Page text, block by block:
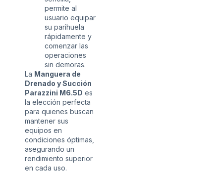
permite al
usuario equipar
su parihuela
rápidamente y
comenzar las
operaciones
sin demoras.
La Manguera de
Drenado y Succión
Parazzini M6.5D es
la elección perfecta
para quienes buscan
mantener sus
equipos en
condiciones óptimas,
asegurando un
rendimiento superior
en cada uso.